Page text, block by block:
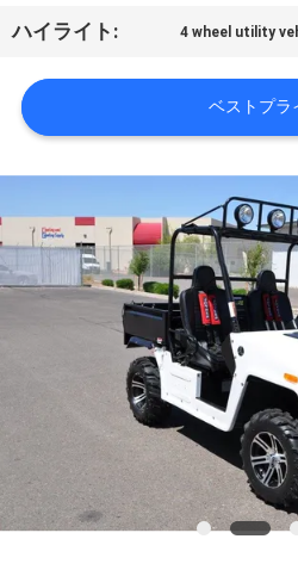
場
旅
行
品
質
理
私
達
ハイライト: 4 wheel utility
ベストプラ